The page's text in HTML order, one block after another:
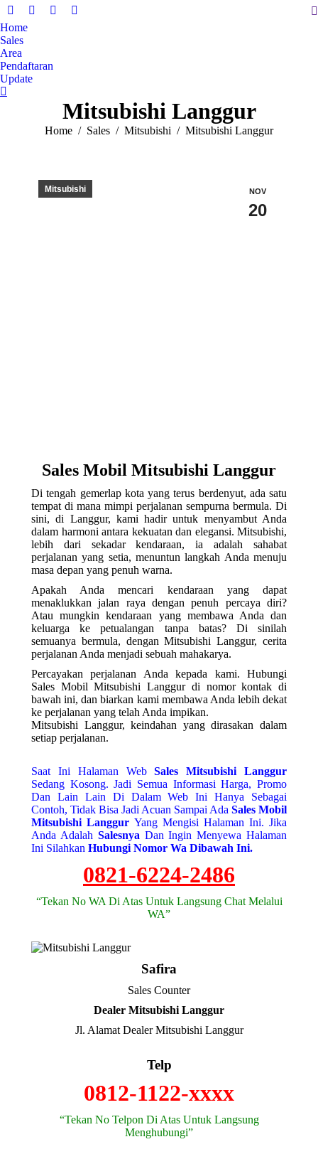
Facebook
page
opens
in
new
X
in
new
Instagram
in
YouTube
Home
Sales
Area
Pendaftaran
Update
Mitsubishi Langgur
You are here:
Home Sales Mitsubishi Mitsubishi Langgur
NOV
20
Mitsubishi
Sales Mobil Mitsubishi Langgur
Di tengah gemerlap kota yang terus berdenyut, ada satu
tempat di mana mimpi perjalanan sempurna bermula. Di
sini, di Langgur, kami hadir untuk menyambut Anda
dalam harmoni antara kekuatan dan elegansi. Mitsubishi,
lebih dari sekadar kendaraan, ia adalah sahabat
perjalanan yang setia, menuntun langkah Anda menuju
masa depan yang penuh warna.
Apakah Anda mencari kendaraan yang dapat
menaklukkan jalan raya dengan penuh percaya diri?
Atau mungkin kendaraan yang membawa Anda dan
keluarga ke petualangan tanpa batas? Di sinilah
semuanya bermula, dengan Mitsubishi Langgur, cerita
perjalanan Anda menjadi sebuah mahakarya.
Percayakan perjalanan Anda kepada kami. Hubungi
Sales Mobil Mitsubishi Langgur di nomor kontak di
bawah ini, dan biarkan kami membawa Anda lebih dekat
ke perjalanan yang telah Anda impikan.
Mitsubishi Langgur, keindahan yang dirasakan dalam
setiap perjalanan.
Saat Ini Halaman WebSales
Mitsubishi Langgur
Sedang Kosong. Jadi Semua Informasi Harga, Promo
Dan Lain Lain Di Dalam Web Ini Hanya Sebagai
Contoh, Tidak Bisa Jadi Acuan Sampai Ada Sales Mobil
Mitsubishi Langgur Yang Mengisi Halaman Ini. Jika
Anda Adalah Salesnya Dan Ingin Menyewa Halaman
Ini Silahkan Hubungi Nomor Wa Dibawah Ini.
0821-6224-2486
“Tekan No WA Di Atas Untuk Langsung Chat Melalui
WA”
Safira
Sales Counter
Dealer Mitsubishi Langgur
Jl. Alamat Dealer Mitsubishi Langgur
Telp
0812-1122-xxxx
“Tekan No Telpon Di Atas Untuk Langsung
Menghubungi”